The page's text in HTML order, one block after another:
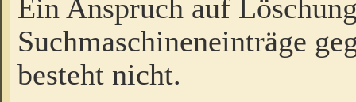
Ein Anspruch auf
Suchmaschineneinträge
besteht nicht.